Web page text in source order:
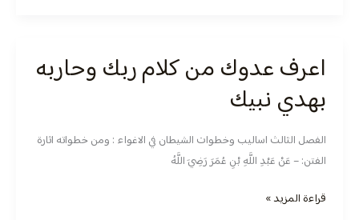
اعرف عدوك من كلام ربك وحاربه
بهدي نبيك
الفصل الثالث اساليب وخطوات الشيطان في الاغواء : ومن خطواته اثارة
الفتن: – عَنْ عَبْدِ اللَّهِ بْنِ عُمَرَ رَضِيَ اللَّهُ
اعرف
عدوك
من
ربك
وحاربه
بهدي
نبيك
قراءة المزيد »